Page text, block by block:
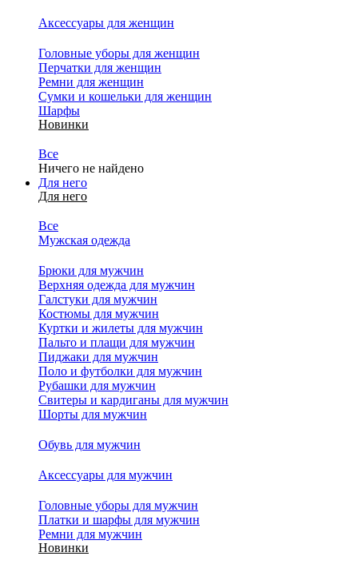
Аксессуары для женщин
Головные уборы для женщин
Перчатки для женщин
Ремни для женщин
Сумки и кошельки для женщин
Шарфы
Новинки
Все
Ничего не найдено
Для него
Для него
Все
Мужская одежда
Брюки для мужчин
Верхняя одежда для мужчин
Галстуки для мужчин
Костюмы для мужчин
Куртки и жилеты для мужчин
Пальто и плащи для мужчин
Пиджаки для мужчин
Поло и футболки для мужчин
Рубашки для мужчин
Свитеры и кардиганы для мужчин
Шорты для мужчин
Обувь для мужчин
Аксессуары для мужчин
Головные уборы для мужчин
Платки и шарфы для мужчин
Ремни для мужчин
Новинки